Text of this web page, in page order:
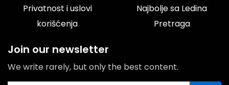
Privatnost i uslovi
korišćenja
Najbolje sa Ledina
Pretraga
Join our newsletter
We write rarely, but only the best content.